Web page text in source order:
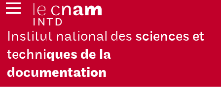
Institut national des sciences et
techniques de la
documentation